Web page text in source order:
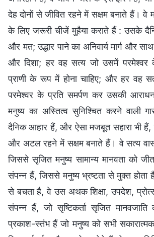
देह दोनों से जीवित रहने में सक्षम बनाते हैं। वे
के लिए जरूरी चीजें मुहैया कराते हैं : उसके
और मत; उद्धार पाने का अनिवार्य मार्ग और
और दिशा; हर वह सत्य जो उसमें
प्राणी के रूप में होना चाहिए; और हर वह
परमेश्वर के प्रति समर्पण कर उसकी
मनुष्य का अस्तित्व सुनिश्चित करने वाली
दैनिक आहार हैं, और ऐसा मजबूत सहारा भी
और अटल रहने में सक्षम बनाते हैं। वे सत्य
जिससे सृजित मनुष्य सामान्य मानवता को
संपन्‍न हैं, जिससे मनुष्य भ्रष्टता से मुक्त
से बचता है, वे उस अथक शिक्षा, उपदेश,
संपन्‍न हैं, जो सृष्टिकर्ता सृजित
प्रकाश-स्तंभ हैं जो मनुष्य को सभी